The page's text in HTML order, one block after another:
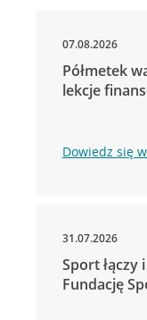
07.08.2026
Półmetek
lekcje
Dowiedz się
31.07.2026
Sport łączy
Fundację